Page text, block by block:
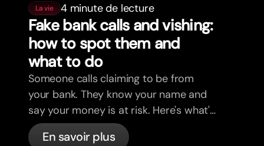
La vie 4 minute de lecture
Fake bank calls and vishing:
how to spot them and
what to do
Someone calls claiming to be from
your bank. They know your name and
say your money is at risk. Here's what's
actually happening, and what to do.
En savoir plus